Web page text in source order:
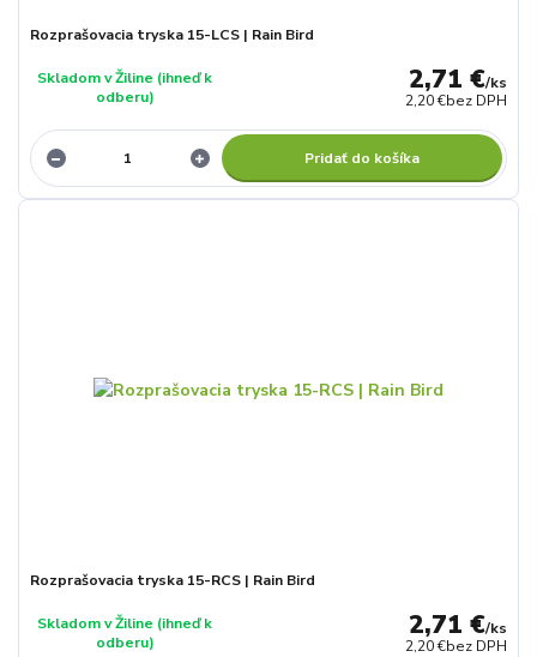
Rozprašovacia tryska 15-LCS | Rain Bird
2,71 €/ks
2,20 €bez DPH
Skladom v Žiline (ihneď k
odberu)
Pridať do košíka
Rozprašovacia tryska 15-RCS | Rain Bird
2,71 €/ks
2,20 €bez DPH
Skladom v Žiline (ihneď k
odberu)